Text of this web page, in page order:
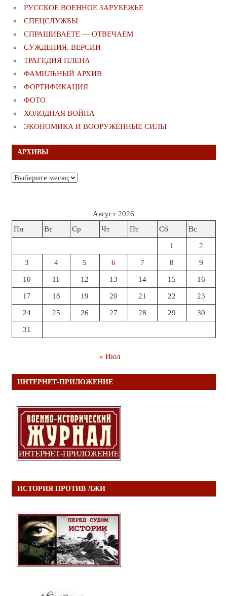
РУССКОЕ ВОЕННОЕ ЗАРУБЕЖЬЕ
СПЕЦСЛУЖБЫ
СПРАШИВАЕТЕ — ОТВЕЧАЕМ
СУЖДЕНИЯ. ВЕРСИИ
ТРАГЕДИЯ ПЛЕНА
ФАМИЛЬНЫЙ АРХИВ
ФОРТИФИКАЦИЯ
ФОТО
ХОЛОДНАЯ ВОЙНА
ЭКОНОМИКА И ВООРУЖЁННЫЕ СИЛЫ
АРХИВЫ
Архивы
Август 2026
Пн
Вт Ср Чт Пт Сб Вс
1 2
3 4 5 6 7 8 9
10 11 12 13 14 15 16
17 18 19 20 21 22 23
24 25 26 27 28 29 30
31
« Июл
ИНТЕРНЕТ-ПРИЛОЖЕНИЕ
ИСТОРИЯ ПРОТИВ ЛЖИ